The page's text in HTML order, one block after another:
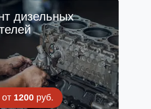
дизельных
1200руб.